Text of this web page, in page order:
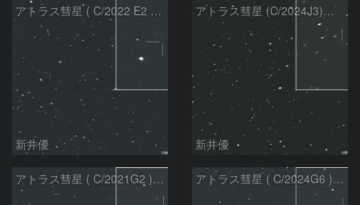
アトラス彗星 ( C/2022 E2 )：2026/07/27
新井優
アトラス彗星 (C/2024J3)：2026/07/26
新井優
アトラス彗星 ( C/2021G2 )：2026/07/09 アトラス彗星 ( C/2024G6 )：2026/07/09